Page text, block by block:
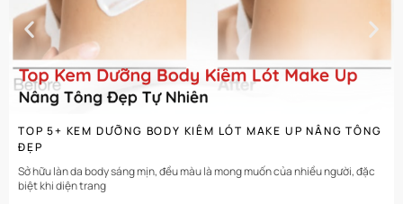
TOP 5+ KEM DƯỠNG BODY KIÊM LÓT MAKE UP NÂNG TÔNG
ĐẸP
Sở hữu làn da body sáng mịn, đều màu là mong muốn của nhiều người, đặc
biệt khi diện trang